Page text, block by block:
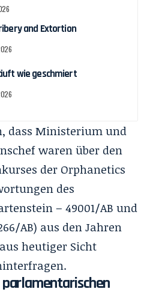
and Extortion
wie geschmiert
dass Ministerium und
waren über den
der Orphanetics
des
– 49001/AB und
AB) aus den Jahren
heutiger Sicht